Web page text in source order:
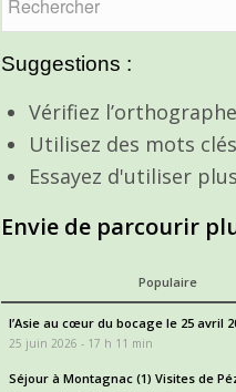
Suggestions :
Vérifiez
Utilisez des mots
Essayez d'utiliser
Envie de parcourir
Populaire
l’Asie au cœur du bocage le 25 avril
25 juin 2026 - 17 h 11 min
Séjour à Montagnac (1) Visites de